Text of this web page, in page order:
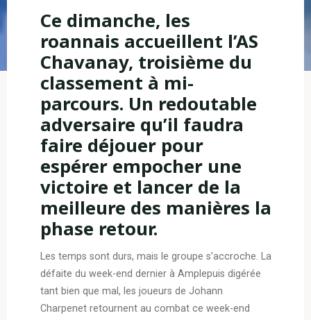
Ce dimanche, les
roannais accueillent l’AS
Chavanay, troisième du
classement à mi-
parcours. Un redoutable
adversaire qu’il faudra
faire déjouer pour
espérer empocher une
victoire et lancer de la
meilleure des manières la
phase retour.
Les temps sont durs, mais le groupe s’accroche. La
défaite du week-end dernier à Amplepuis digérée
tant bien que mal, les joueurs de Johann
Charpenet retournent au combat ce week-end